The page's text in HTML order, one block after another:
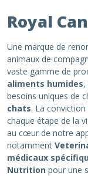
Royal
Une marque de
animaux de
vaste gamme de
aliments humides,
besoins uniques de
chats. La
chaque étape de la
au cœur de notre
notamment
médicaux
Nutrition pour une